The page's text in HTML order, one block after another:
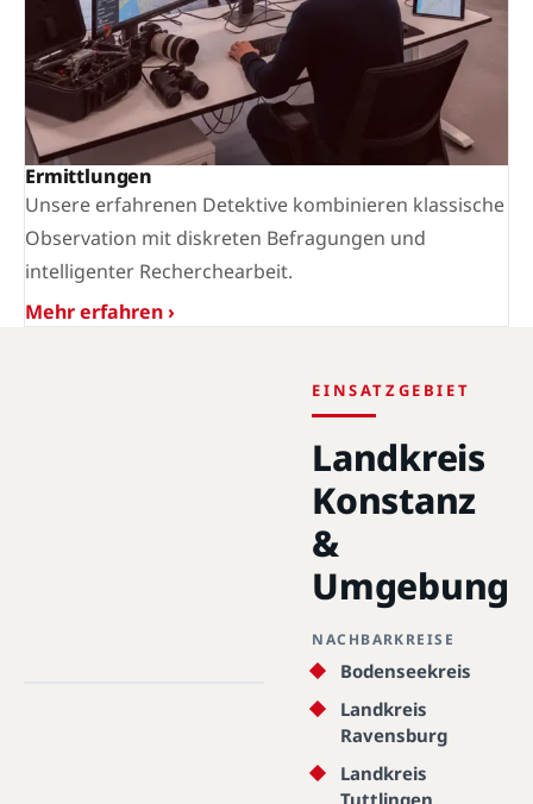
Ermittlungen
Unsere erfahrenen Detektive kombinieren klassische
Observation mit diskreten Befragungen und
intelligenter Recherchearbeit.
Mehr erfahren ›
EINSATZGEBIET
Landkreis
Konstanz
&
Umgebung
NACHBARKREISE
Bodenseekreis
Landkreis
Ravensburg
Landkreis
Tuttlingen